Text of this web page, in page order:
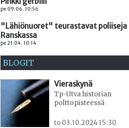
pe 09.06. 10:56
"Lähiönuoret" teurastavat poliiseja
Ranskassa
pe 21.04. 10:14
BLOGIT
Vieraskynä
Tp-Utva historian
polttopisteessä
to 03.10.2024 15:30